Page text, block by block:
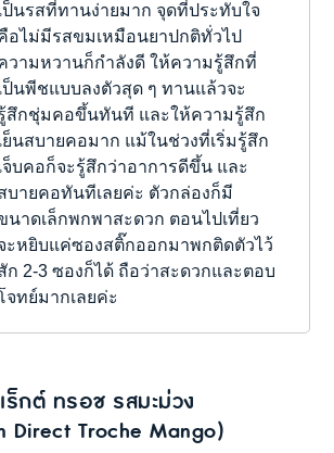
ป็นรสที่ทานง่ายมาก จุดที่ประทับใจ
อไม่มีรสขมเหมือนยาปกติทั่วไป
วามหวานก็กำลังดี ให้ความรู้สึกที่
ป็นพีชแบบลงตัวสุด ๆ ทานแล้วจะ
สึกชุ่มคอขึ้นทันที และให้ความรู้สึก
ย็นสบายคอมาก แม้ในช่วงที่เริ่มรู้สึก
จ็บคอก็จะรู้สึกว่าอาการดีขึ้น และ
บายคอทันทีเลยค่ะ ตัวกล่องก็มี
นาดเล็กพกพาสะดวก ตอนไปเที่ยว
ะหยิบแค่ซองสติ๊กออกมาพกติดตัวไว้
ก 2-3 ซองก็ได้ ถือว่าสะดวกและตอบ
จทย์มากเลยค่ะ
ร็กต์ ทรอช รสมะม่วง
Direct Troche Mango)